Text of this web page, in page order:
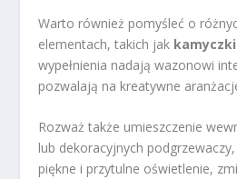
Warto również pomyśleć o
elementach, takich jak kamyczki
wypełnienia nadają wazonowi
pozwalają na kreatywne
Rozważ także umieszczenie
lub dekoracyjnych
piękne i przytulne oświetlenie,